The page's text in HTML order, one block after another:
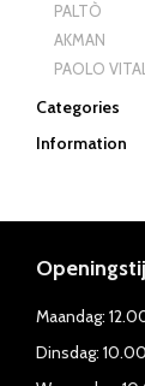
PALTÒ
AKMAN
PAOLO
Categories
Information
Maandag:
Dinsdag: